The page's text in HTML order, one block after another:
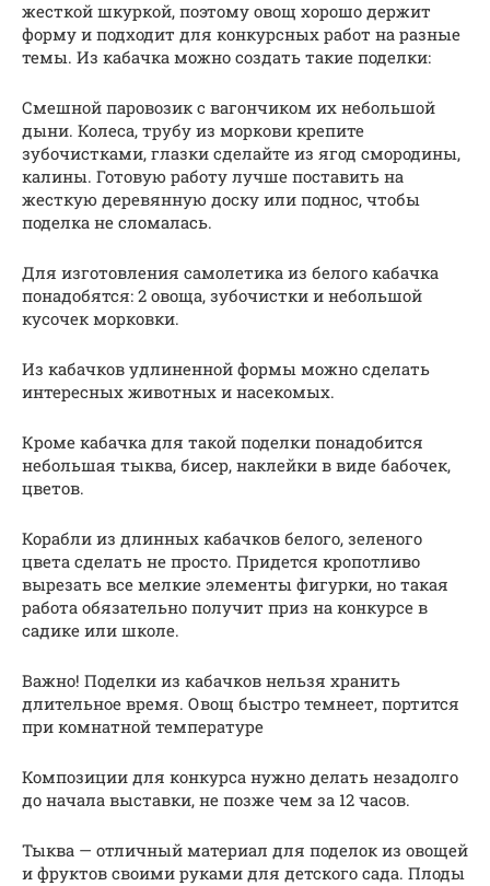
жесткой шкуркой, поэтому овощ хорошо держит
форму и подходит для конкурсных работ на разные
темы. Из кабачка можно создать такие поделки:
Смешной паровозик с вагончиком их небольшой
дыни. Колеса, трубу из моркови крепите
зубочистками, глазки сделайте из ягод смородины,
калины. Готовую работу лучше поставить на
жесткую деревянную доску или поднос, чтобы
поделка не сломалась.
Для изготовления самолетика из белого кабачка
понадобятся: 2 овоща, зубочистки и небольшой
кусочек морковки.
Из кабачков удлиненной формы можно сделать
интересных животных и насекомых.
Кроме кабачка для такой поделки понадобится
небольшая тыква, бисер, наклейки в виде бабочек,
цветов.
Корабли из длинных кабачков белого, зеленого
цвета сделать не просто. Придется кропотливо
вырезать все мелкие элементы фигурки, но такая
работа обязательно получит приз на конкурсе в
садике или школе.
Важно! Поделки из кабачков нельзя хранить
длительное время. Овощ быстро темнеет, портится
при комнатной температуре
Композиции для конкурса нужно делать незадолго
до начала выставки, не позже чем за 12 часов.
Тыква — отличный материал для поделок из овощей
и фруктов своими руками для детского сада. Плоды